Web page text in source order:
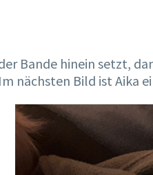
Bande hinein setzt,
nächsten Bild ist Aika